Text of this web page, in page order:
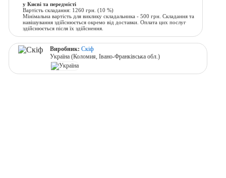
у Києві та передмісті
Вартість складання: 1260 грн. (10 %)
Мінімальна вартість для виклику складальника - 500 грн. Складання та
навішування здійснюється окремо від доставки. Оплата цих послуг
здійснюється після їх здійснення.
Виробник: Скіф
Україна (Коломия, Івано-Франківська обл.)